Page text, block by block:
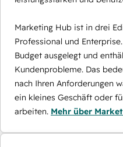
Marketing Hub ist in drei
Professional und
Budget ausgelegt und
Kundenprobleme. Das
nach Ihren Anforderungen
ein kleines Geschäft oder
arbeiten. Mehr über